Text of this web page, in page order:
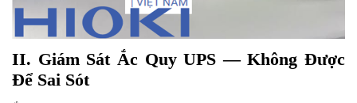
II. Giám Sát Ắc Quy UPS — Không Được
Để Sai Sót